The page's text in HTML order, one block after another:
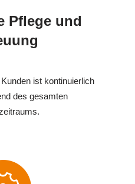
Pflege und
ist kontinuierlich
des gesamten